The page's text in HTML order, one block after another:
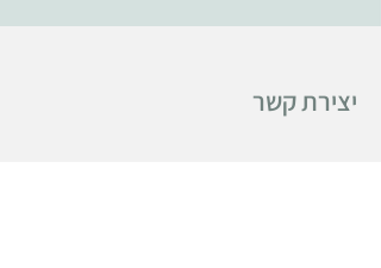
יצירת קשר